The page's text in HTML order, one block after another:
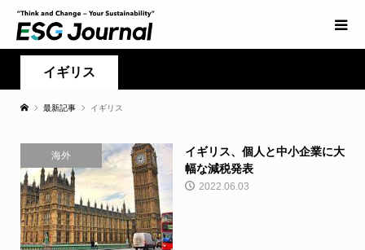
イギリス
最新記事 イギリス
海外
イギリス、個人と中小企業に大
幅な減税発表
2022.06.03